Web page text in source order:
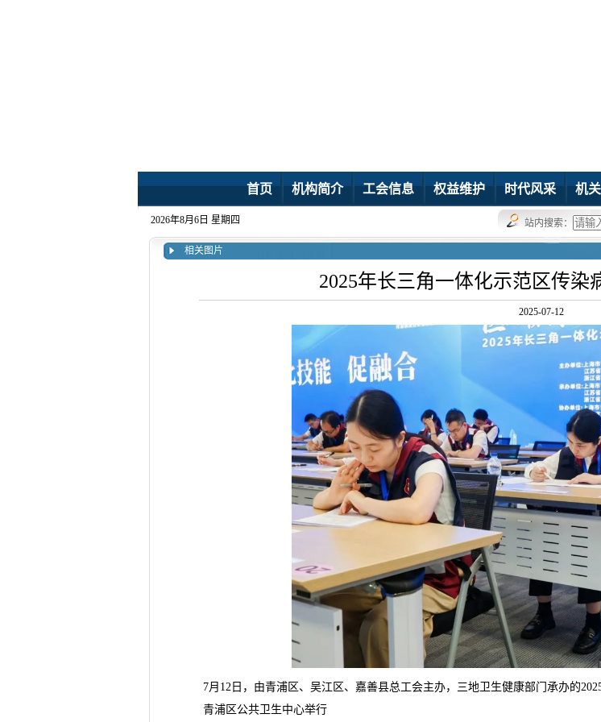
首页 机构简介 工会信息 权益维护 时代风采 机
2026年8月6日 星期四 站内搜索：
相关图片
2025年长三角一体化示范区传染
2025-07-12
7月12日，由青浦区、吴江区、嘉善县总工会主办，三地卫生健康部门承办的
青浦区公共卫生中心举行